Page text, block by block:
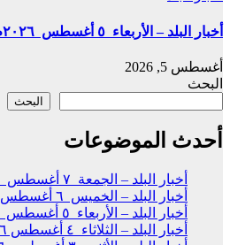
أخبار البلد – الأربعاء ٥ أغسطس ٢٠٢٦م
أغسطس 5, 2026
البحث
البحث
أحدث الموضوعات
أخبار البلد – الجمعة ٧ أغسطس ٢٠٢٦م
أخبار البلد – الخميس ٦ أغسطس ٢٠٢٦م
أخبار البلد – الأربعاء ٥ أغسطس ٢٠٢٦م
أخبار البلد – الثلاثاء ٤ أغسطس ٢٠٢٦م